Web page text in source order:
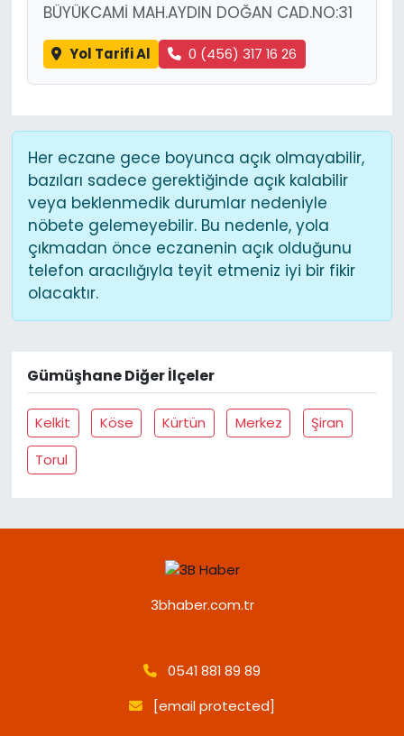
BÜYÜKCAMİ MAH.AYDIN DOĞAN CAD.NO:31
Yol Tarifi Al 0 (456) 317 16 26
Her eczane gece boyunca açık olmayabilir,
bazıları sadece gerektiğinde açık kalabilir
veya beklenmedik durumlar nedeniyle
nöbete gelemeyebilir. Bu nedenle, yola
çıkmadan önce eczanenin açık olduğunu
telefon aracılığıyla teyit etmeniz iyi bir fikir
olacaktır.
Gümüşhane Diğer İlçeler
Kelkit Köse Kürtün Merkez
Şiran
Torul
3bhaber.com.tr
0541 881 89 89
[email protected]